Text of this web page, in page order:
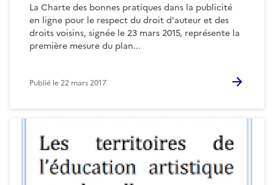
La Charte des bonnes pratiques dans la publicité
en ligne pour le respect du droit d'auteur et des
droits voisins, signée le 23 mars 2015, représente la
première mesure du plan...
Publié le22 mars 2017